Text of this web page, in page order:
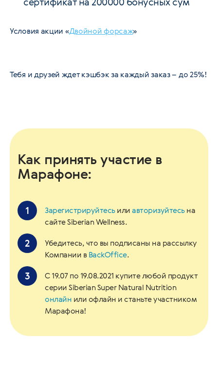
Условия акции «Двойной форсаж»
Тебя и друзей ждет кэшбэк за каждый заказ – до 25%!
Как принять участие в
Марафоне:
Зарегистрируйтесьилиавторизуйтесьна
сайте Siberian Wellness.
Убедитесь, что вы подписаны на рассылку
Компании вBackOffice.
C 19.07 по 19.08.2021 купите любой продукт
серии Siberian Super Natural Nutrition
онлайн или офлайн и станьте участником
Марафона!